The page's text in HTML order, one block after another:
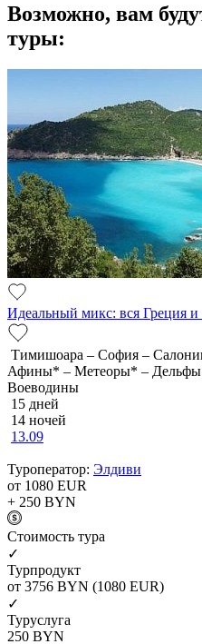
Возможно, вам
туры:
Идеальный микс: вся Греция
Тимишоара – София –
Афины* – Метеоры* –
Воеводины
15 дней
14 ночей
13.09
Туроператор: Элдиви
от 1080 EUR
+ 250 BYN
Cтоимость тура
✓
Турпродукт
от 3756 BYN (1080 EUR)
✓
Туруслуга
250 BYN